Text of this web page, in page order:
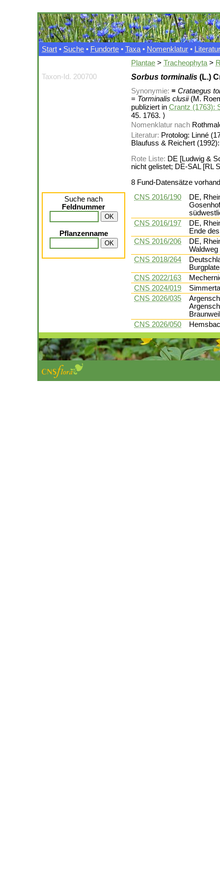
Start • Suche • Fundorte • Taxa • Nomenklatur • Literatur
Plantae > Tracheophyta >
Taxon-Id. 200700
Sorbus torminalis (L.)
Synonymie: ≡ Crataegus
= Torminalis clusii(M.
publiziert in Crantz (1763):
45. 1763. ⟩
Nomenklatur nach
Literatur: Protolog: Linné
Blaufuss & Reichert
Rote Liste: DE [Ludwig &
nicht gelistet; DE-SAL [RL
8 Fund-Datensätze
Suche nach
Feldnummer
Pflanzenname
CNS 2016/190
DE,
CNS 2016/197
DE,
Ende
CNS 2016/206
DE,
CNS 2018/264
CNS 2022/163
CNS 2024/019
CNS 2026/035
CNS 2026/050